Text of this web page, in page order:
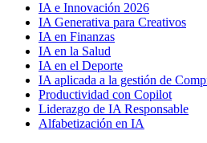
IA e Innovación 2026
IA Generativa para Creativos
IA en Finanzas
IA en la Salud
IA en el Deporte
IA aplicada a la gestión de
Productividad con Copilot
Liderazgo de IA Responsable
Alfabetización en IA